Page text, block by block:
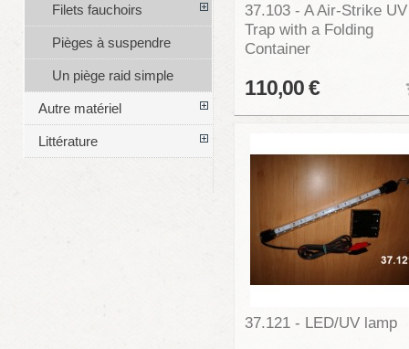
37.103 - A Air-Strike UV
Trap with a Folding
Container
110,00 €
37.121 - LED/UV lamp
Filets fauchoirs
Pièges à suspendre
Un piège raid simple
Autre matériel
Littérature